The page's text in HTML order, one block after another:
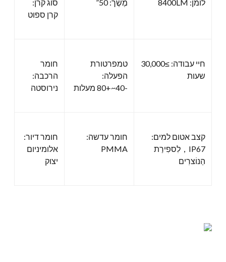
לומן: 8400LM מֶשֶׁך: 50”
סוג קרן:
קרן ספוט
חיי עבודה: ≥30,000
שעות
טמפרטורת
הפעלה:
-40~+80 מעלות
חומר
הרכבה:
נירוסטה
קצב אטום למים:
IP67，לִספִירַת
הַנוֹצרִים
חומר עדשה:
PMMA
חומר דיור:
אלומיניום
יצוק